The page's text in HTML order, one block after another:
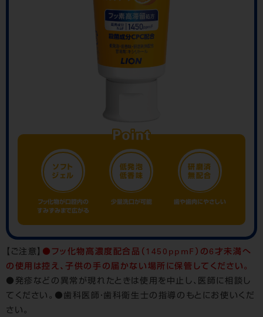
ソフト
ジェル
フッ化物が口腔内の
すみずみまで広がる
低発泡
低香味
少量洗口が可能
研磨済
無配合
歯や歯肉にやさしい
【ご注意】 ●フッ化物高濃度配合品（1450ppmF）の6才未満へ
の使用は控え、子供の手の届かない場所に保管してください。
●発疹などの異常が現れたときは使用を中止し、医師に相談し
てください。●歯科医師・歯科衛生士の指導のもとにお使いくだ
さい。